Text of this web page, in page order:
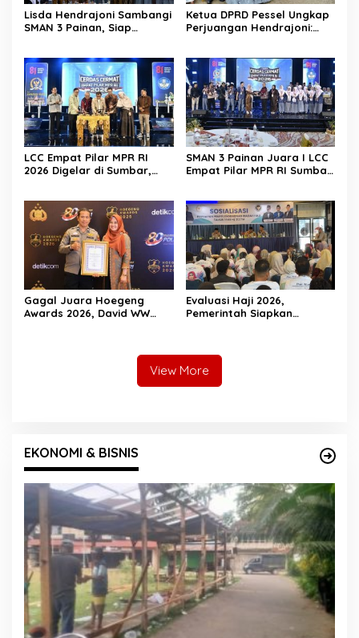
Lisda Hendrajoni Sambangi
SMAN 3 Painan, Siap
Ketua DPRD Pessel Ungkap
Perjuangan Hendrajoni:
LCC Empat Pilar MPR RI
2026 Digelar di Sumbar,
Generasi Muda
SMAN 3 Painan Juara I LCC
Empat Pilar MPR RI Sumbar,
Gagal Juara Hoegeng
Awards 2026, David WW
Evaluasi Haji 2026,
Pemerintah Siapkan
View More
EKONOMI & BISNIS